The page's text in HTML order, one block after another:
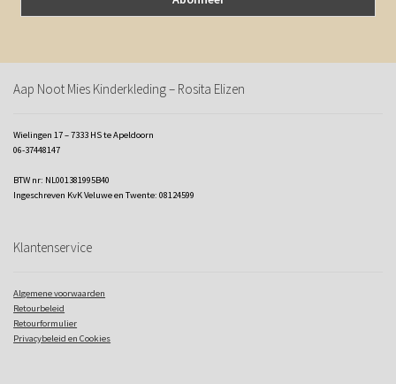
Aap Noot Mies Kinderkleding – Rosita Elizen
Wielingen 17 – 7333 HS te Apeldoorn
06-37448147
BTW nr: NL001381995B40
Ingeschreven KvK Veluwe en Twente: 08124599
Klantenservice
Algemene voorwaarden
Retourbeleid
Retourformulier
Privacybeleid en Cookies